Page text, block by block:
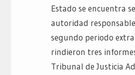
Estado se encuentra
autoridad
segundo periodo
rindieron tres
Tribunal de Justicia